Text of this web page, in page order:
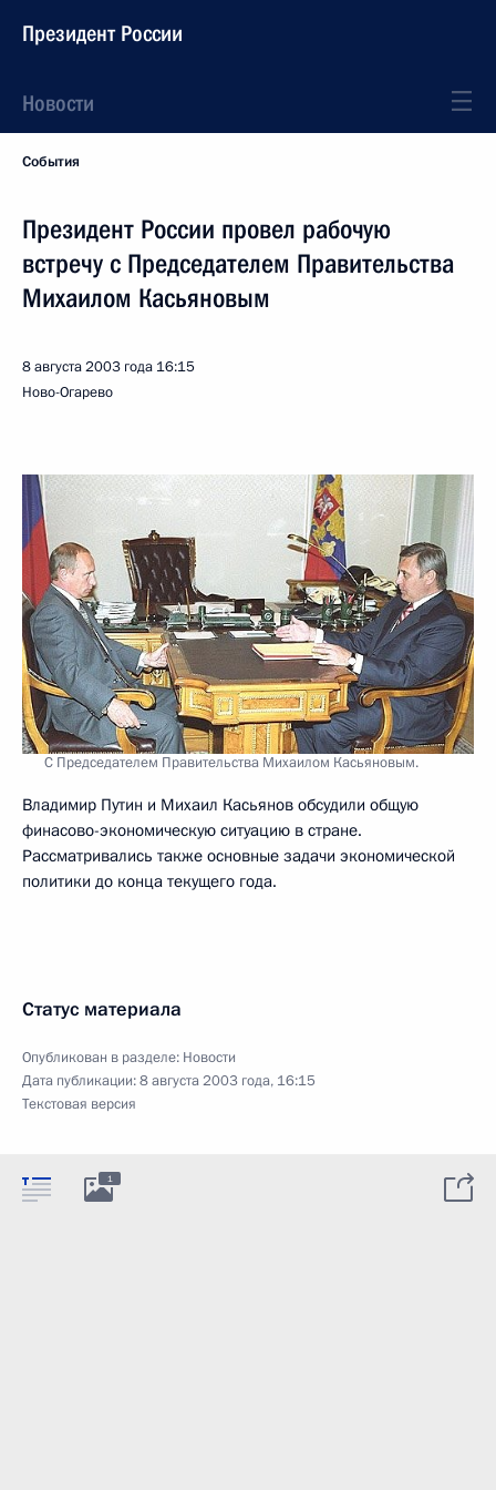
Президент России
Новости
События
Президент России провел рабочую
встречу с Председателем Правительства
Михаилом Касьяновым
8 августа 2003 года 16:15
Ново-Огарево
С Председателем Правительства Михаилом Касьяновым.
Владимир Путин и Михаил Касьянов обсудили общую
финасово-экономическую ситуацию в стране.
Рассматривались также основные задачи экономической
политики до конца текущего года.
Статус материала
Опубликован в разделе: Новости
Дата публикации:8 августа 2003 года, 16:15
Текстовая версия
1